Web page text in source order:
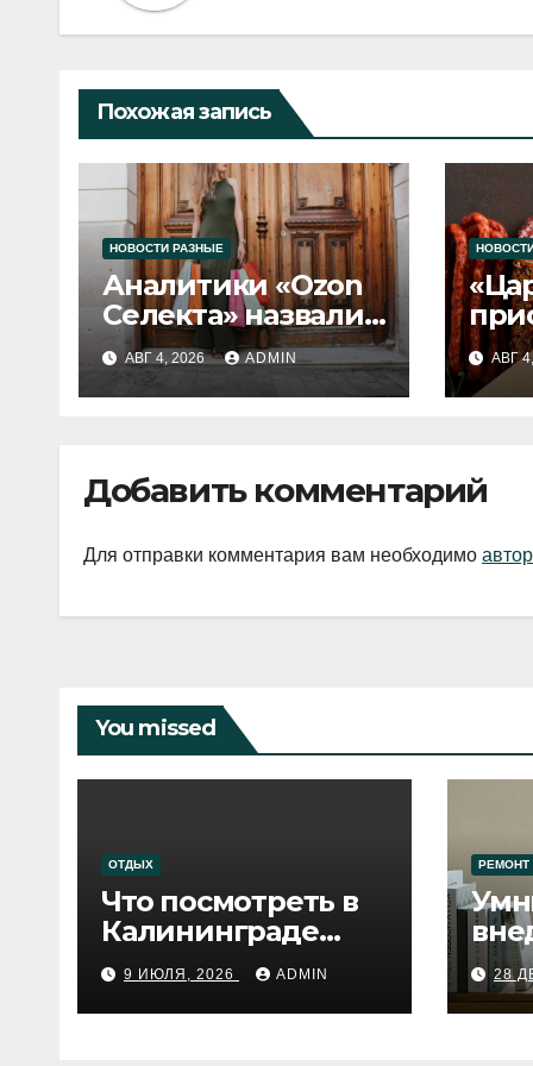
Похожая запись
НОВОСТИ РАЗНЫЕ
Аналитики «Ozon
Селекта» назвали
fashion-тренды
2026 года
АВГ 4, 2026 ADMIN АВГ
Добавить комментарий
Для отправки комментария вам необходимо
You missed
ОТДЫХ
Что посмотреть в
Калининграде
сегодня:
путеводитель по
самому западному
9 ИЮЛЯ, 2026 ADMIN
РЕМОНТ
28